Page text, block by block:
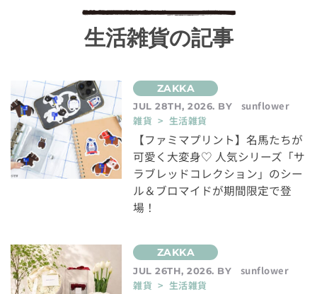
生活雑貨の記事
JUL 28TH, 2026. BY
sunflower
雑貨 > 生活雑貨
【ファミマプリント】名馬たちが
可愛く大変身♡ 人気シリーズ「サ
ラブレッドコレクション」のシー
ル＆ブロマイドが期間限定で登
場！
JUL 26TH, 2026. BY
sunflower
雑貨 > 生活雑貨